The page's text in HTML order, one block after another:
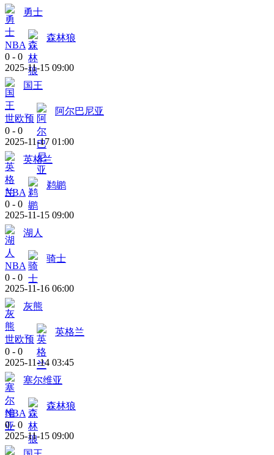
勇士
NBA
森林狼
0 - 0
2025-11-15 09:00
国王
世欧预
阿尔巴尼亚
0 - 0
2025-11-17 01:00
英格兰
NBA
鹈鹕
0 - 0
2025-11-15 09:00
湖人
NBA
骑士
0 - 0
2025-11-16 06:00
灰熊
世欧预
英格兰
0 - 0
2025-11-14 03:45
塞尔维亚
NBA
森林狼
0 - 0
2025-11-15 09:00